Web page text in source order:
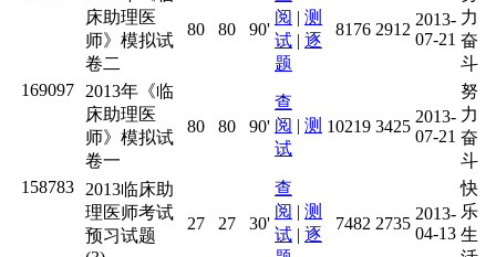
床助理医
师》模拟试
卷二
80 80 90'
阅 | 测
试 | 逐
题
8176 2912
2013-
07-21
力
奋
斗
169097
2013年《临
床助理医
师》模拟试
卷一
80 80 90'
查
阅 | 测
试
10219 3425
2013-
07-21
努
力
奋
斗
158783
2013临床助
理医师考试
预习试题
27 27 30'
查
阅 | 测
试 | 逐
7482 2735
2013-
04-13
快
乐
生